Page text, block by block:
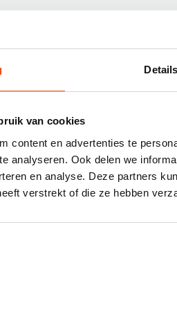
van cookies
content en advertenties te
analyseren. Ook delen we
en analyse. Deze partners
verstrekt of die ze hebben
Brugge